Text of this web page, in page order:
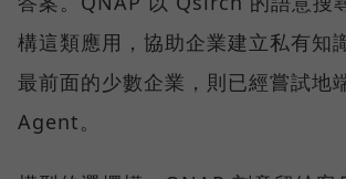
構這類應用，協助企業建立私有知
最前面的少數企業，則已經嘗試地
Agent。